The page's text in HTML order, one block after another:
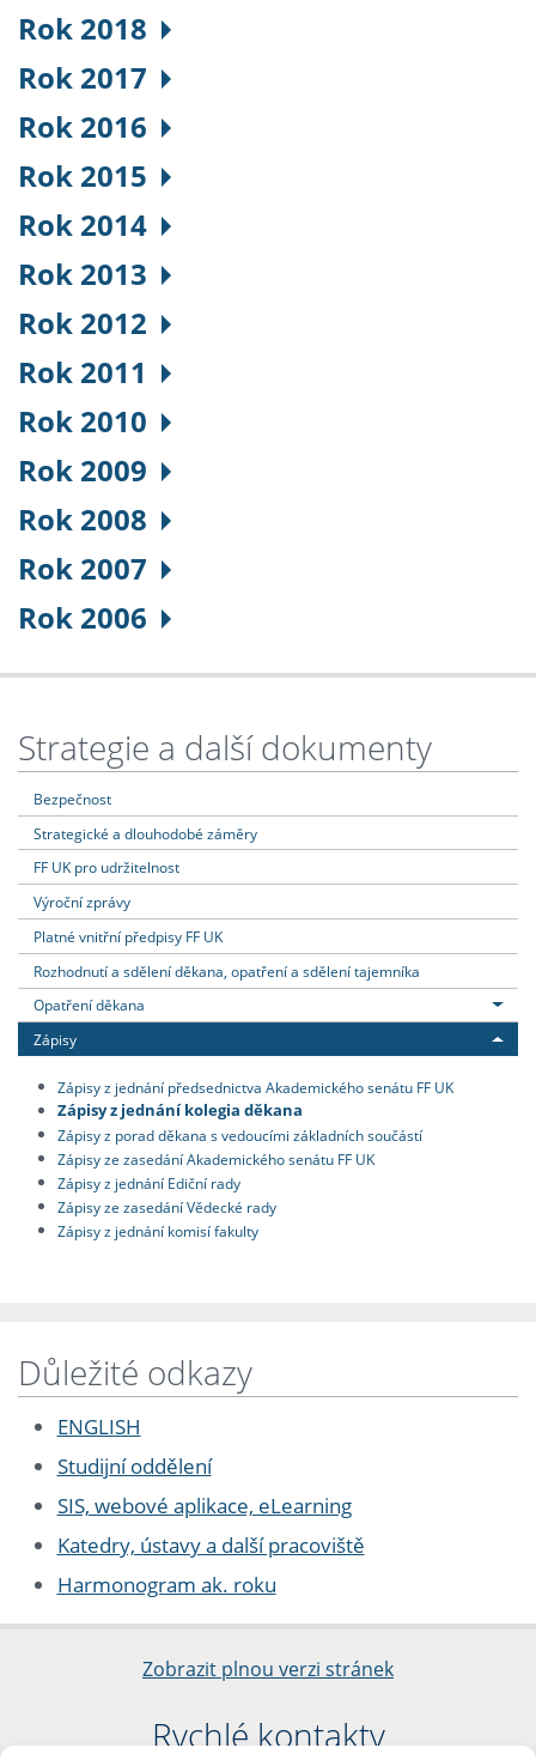
Rok 2018
Rok 2017
Rok 2016
Rok 2015
Rok 2014
Rok 2013
Rok 2012
Rok 2011
Rok 2010
Rok 2009
Rok 2008
Rok 2007
Rok 2006
Strategie a další dokumenty
Bezpečnost
Strategické a dlouhodobé záměry
FF UK pro udržitelnost
Výroční zprávy
Platné vnitřní předpisy FF UK
Rozhodnutí a sdělení děkana, opatření a sdělení tajemníka
Opatření děkana
Zápisy
Zápisy z jednání předsednictva Akademického senátu FF UK
Zápisy z jednání kolegia děkana
Zápisy z porad děkana s vedoucími základních součástí
Zápisy ze zasedání Akademického senátu FF UK
Zápisy z jednání Ediční rady
Zápisy ze zasedání Vědecké rady
Zápisy z jednání komisí fakulty
Důležité odkazy
ENGLISH
Studijní oddělení
SIS, webové aplikace, eLearning
Katedry, ústavy a další pracoviště
Harmonogram ak. roku
Zobrazit plnou verzi stránek
Rychlé kontakty